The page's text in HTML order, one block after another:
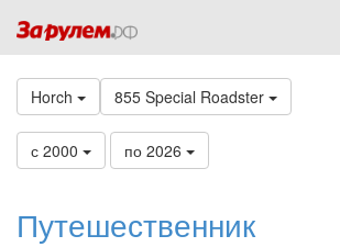
Horch 855 Special Roadster
с 2000 по 2026
Путешественник